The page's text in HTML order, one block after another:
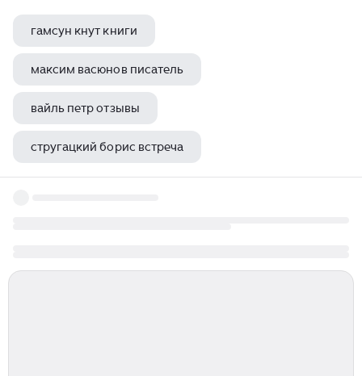
гамсун кнут книги
максим васюнов писатель
вайль петр отзывы
стругацкий борис встреча